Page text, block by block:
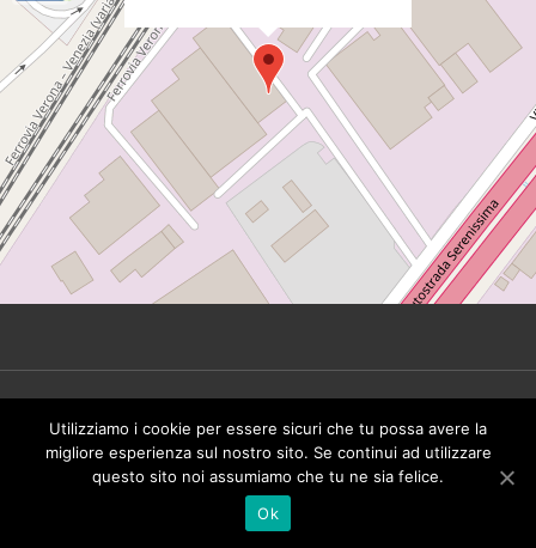
IT02492930249 - Privacy Policy
Utilizziamo i cookie per essere sicuri che tu possa avere la
migliore esperienza sul nostro sito. Se continui ad utilizzare
questo sito noi assumiamo che tu ne sia felice.
Ok